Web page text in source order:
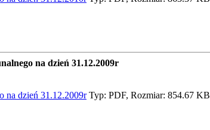
na dzień 31.12.2009r
na dzień 31.12.2009rTyp: PDF, Rozmiar: 854.67 KB